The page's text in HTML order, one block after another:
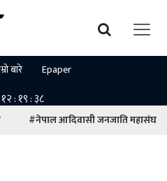
बारे Epaper
#नेपाल आदिवासी जनजाति महासंघ